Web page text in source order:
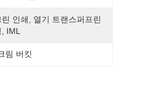
린 인쇄, 열기 트랜스퍼프린
IML
림 버킷